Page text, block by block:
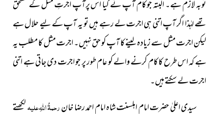
توبہ لازم ہے۔ البتہ جو کام آپ نے کیا اس پرآپ اجرتِ مثل کے مستحق
تھے لہٰذا اگر آپ اتنی ہی اجرت لے رہے ہیں تو یہ آپ کے لیے حلال ہے
لیکن اجرت مثل سے زیادہ لینے کا آپ کو حق نہیں۔ اجرت مثل کا مطلب یہ
ہے کہ اس طرح کا کام کرنے والے کو عام طور پر جو اجرت دی جاتی ہے اتنی
اجرت لے سکتے ہیں۔
سیدی اعلیٰ حضرت امام اہلسنت شاہ امام احمد رضا خانرحمۃُ اللہِ علیہلکھتے